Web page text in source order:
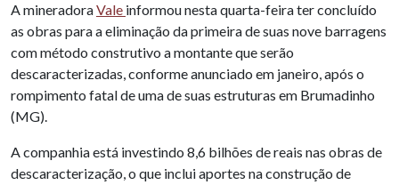
A mineradoraVale informou nesta quarta-feira ter concluído
as obras para a eliminação da primeira de suas nove barragens
com método construtivo a montante que serão
descaracterizadas, conforme anunciado em janeiro, após o
rompimento fatal de uma de suas estruturas em Brumadinho
(MG).
A companhia está investindo 8,6 bilhões de reais nas obras de
descaracterização, o que inclui aportes na construção de